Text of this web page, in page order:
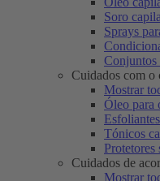
Soro
Sprays
Conjuntos
Cuidados com o
Mostrar
Óleo para
Tónicos
Protetores
Cuidados de
Mostrar